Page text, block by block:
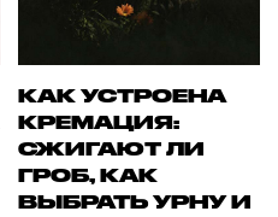
КАК УСТРОЕНА
КРЕМАЦИЯ:
СЖИГАЮТ ЛИ
ГРОБ, КАК
ВЫБРАТЬ УРНУ И